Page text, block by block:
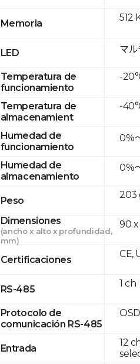
Memoria
LED
Temperatura de
funcionamiento
Temperatura de
almacenamient
Humedad de
funcionamiento
Humedad de
almacenamiento
Peso
Dimensiones
(ancho x alto x profundidad,
mm)
Certificaciones
RS-485
Protocolo de
comunicación RS-485
Entrada
512
マ
-
-
0％
0％
203
90 x
CE,
1 ch
12